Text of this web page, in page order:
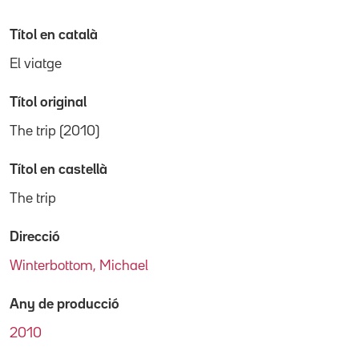
Títol en català
El viatge
Títol original
The trip (2010)
Títol en castellà
The trip
Direcció
Winterbottom, Michael
Any de producció
2010